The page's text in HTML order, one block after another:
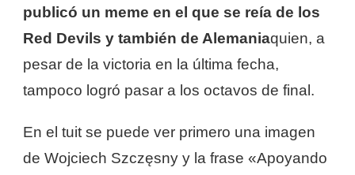
publicó un meme en el que se reía de los
Red Devils y también de Alemaniaquien, a
pesar de la victoria en la última fecha,
tampoco logró pasar a los octavos de final.
En el tuit se puede ver primero una imagen
de Wojciech Szczęsny y la frase «Apoyando